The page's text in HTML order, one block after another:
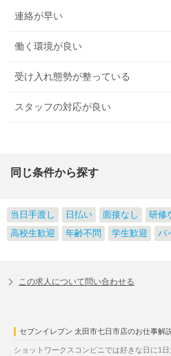
連絡が早い
働く環境が良い
受け入れ態勢が整っている
スタッフの対応が良い
同じ条件から探す
当日手渡し 日払い 面接なし 研修
高校生歓迎
年齢不問 学生歓迎 バ
この求人について問い合わせる
セブンイレブン 太田市七日市店のお仕事解
ショットワークスコンビニでは好きな日に1